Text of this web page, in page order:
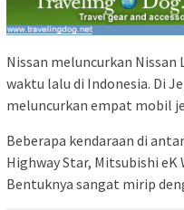
Nissan meluncurkan Nissan
waktu lalu di Indonesia. Di
meluncurkan empat mobil
Beberapa kendaraan di
Highway Star, Mitsubishi eK
Bentuknya sangat mirip